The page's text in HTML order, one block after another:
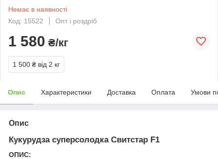
Немає в наявності
Код: 15522
Опт і роздріб
1 580 ₴/кг
1 500 ₴ від 2 кг
Опис Характеристики Доставка Оплата Умови
Опис
Кукурудза суперсолодка Свитстар F1
ОПИС: